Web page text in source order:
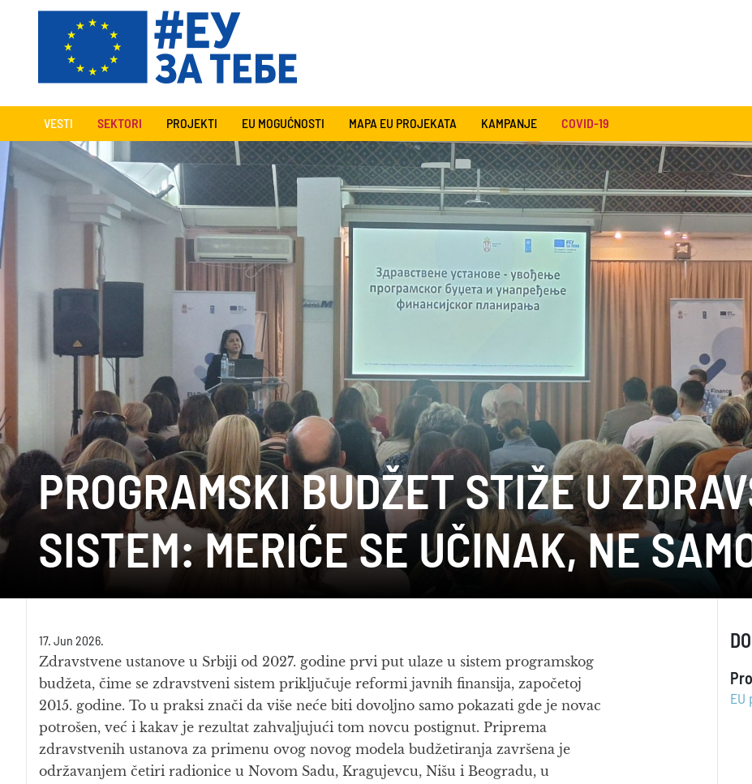
VESTI SEKTORI PROJEKTI EU MOGUĆNOSTI MAPA EU PROJEKATA KAMPANJE COVID-19
PROGRAMSKI BUDŽET STIŽE U
SISTEM: MERIĆE SE UČINAK, NE
17. Jun 2026.
Zdravstvene ustanove u Srbiji od 2027. godine prvi put ulaze u sistem programskog
budžeta, čime se zdravstveni sistem priključuje reformi javnih finansija, započetoj
2015. godine. To u praksi znači da više neće biti dovoljno samo pokazati gde je novac
potrošen, već i kakav je rezultat zahvaljujući tom novcu postignut. Priprema
zdravstvenih ustanova za primenu ovog novog modela budžetiranja završena je
održavanjem četiri radionice u Novom Sadu, Kragujevcu, Nišu i Beogradu, u
EU